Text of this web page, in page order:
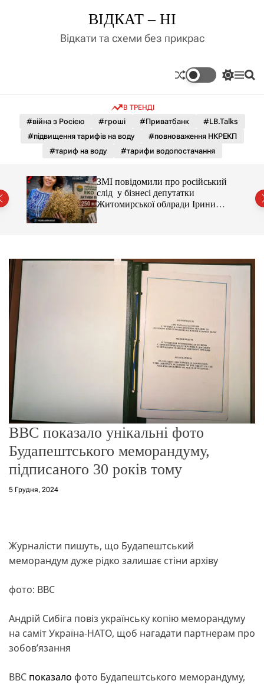
д
у
ВІДКАТ – НІ
Відкати та схеми без прикрас
П
м
к
а
о
о
г
р
у
М П
В ТРЕНДІ
#війна з Росією #гроші #Приватбанк
#LB.Talks
#підвищення тарифів на воду
#повноваження НКРЕКП
#тариф на воду
#тарифи водопостачання
ЗМІ повідомили про російський
слід у бізнесі депутатки
Житомирської облради Ірини
BBC показало унікальні фото
Будапештського меморандуму,
підписаного 30 років тому
5 Грудня, 2024
Журналісти пишуть, що Будапештський
меморандум дуже рідко залишає стіни архіву
фото: BBC
Андрій Сибіга повіз українську копію меморандуму
на саміт Україна-НАТО, щоб нагадати партнерам про
зобов’язання
BBC показало фото Будапештського меморандуму,